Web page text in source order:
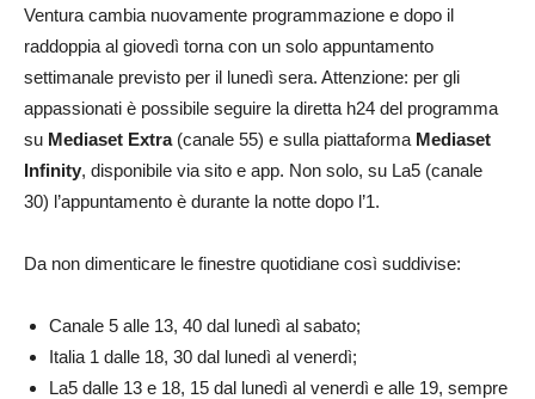
Ventura cambia nuovamente programmazione e dopo il
raddoppia al giovedì torna con un solo appuntamento
settimanale previsto per il lunedì sera. Attenzione: per gli
appassionati è possibile seguire la diretta h24 del programma
su Mediaset Extra(canale 55) e sulla piattaforma Mediaset
Infinity, disponibile via sito e app. Non solo, su La5 (canale
30) l’appuntamento è durante la notte dopo l’1.
Da non dimenticare le finestre quotidiane così suddivise:
Canale 5 alle 13, 40 dal lunedì al sabato;
Italia 1 dalle 18, 30 dal lunedì al venerdì;
La5 dalle 13 e 18, 15 dal lunedì al venerdì e alle 19, sempre